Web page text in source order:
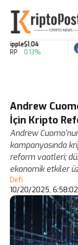
Ripple
XRP
$1.04
0.13%
Andrew
İçin Kripto
Andrew
kampanyasında
reform vaatleri;
ekonomik etkiler
Defi
10/20/2025,